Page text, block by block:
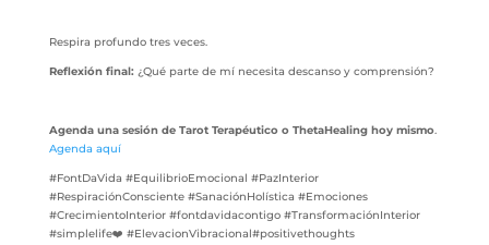
Respira profundo tres veces.
Reflexión final:¿Qué parte de mí necesita descanso y comprensión?
Agenda una sesión de Tarot Terapéutico o ThetaHealing hoy mismo.
Agenda aquí
#FontDaVida #EquilibrioEmocional #PazInterior
#RespiraciónConsciente #SanaciónHolística #Emociones
#CrecimientoInterior #fontdavidacontigo #TransformaciónInterior
#simplelife❤️ #ElevacionVibracional#positivethoughts